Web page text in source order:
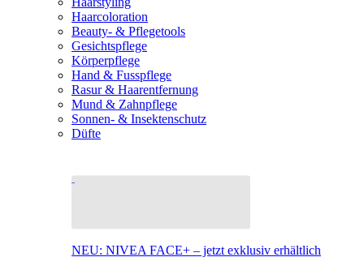
Haarcoloration
Beauty- & Pflegetools
Gesichtspflege
Körperpflege
Hand & Fusspflege
Rasur & Haarentfernung
Mund & Zahnpflege
Sonnen- & Insektenschutz
Düfte
NEU: NIVEA FACE+ – jetzt exklusiv erhältlich